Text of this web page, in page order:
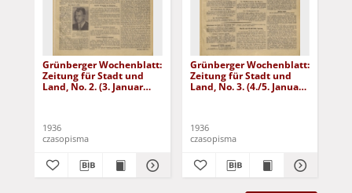
Grünberger Wochenblatt:
Zeitung für Stadt und
Land, No. 2. (3. Januar
1936
czasopisma
Grünberger Wochenblatt:
Zeitung für Stadt und
Land, No. 3. (4./5. Januar
1936
czasopisma